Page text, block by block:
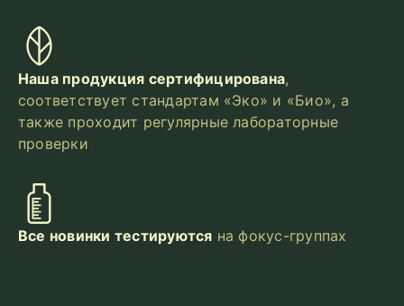
Наша продукция сертифицирована,
соответствует стандартам «Эко» и «Био», а
также проходит регулярные лабораторные
проверки
Все новинки тестируются на фокус-группах